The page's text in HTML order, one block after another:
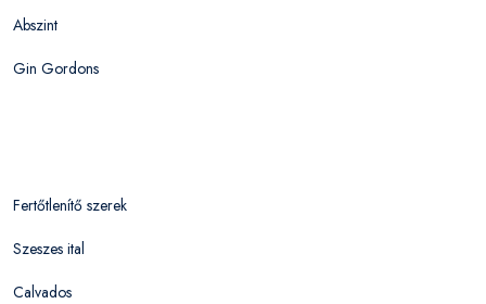
Abszint
Gin Gordons
Fertőtlenítő szerek
Szeszes ital
Calvados